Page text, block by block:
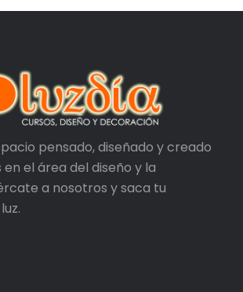
pensado, diseñado y creado
el área del diseño y la
a nosotros y saca tu